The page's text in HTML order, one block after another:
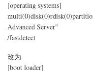
[operating systems]
Advanced Server"
/fastdetect
改为
[boot loader]